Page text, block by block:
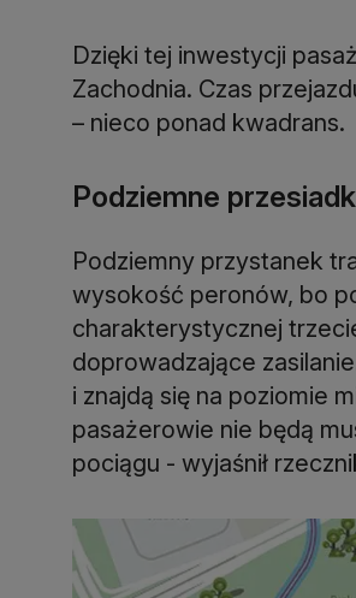
Dzięki tej inwestycji
Zachodnia. Czas
– nieco ponad kwadrans.
Podziemne
Podziemny przystanek
wysokość peronów, bo
charakterystycznej
doprowadzające
i znajdą się na poziomie
pasażerowie nie będą
pociągu - wyjaśnił